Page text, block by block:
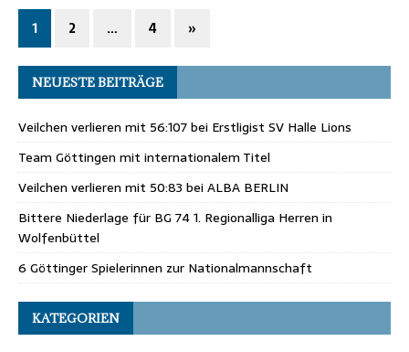
1 2 … 4 »
NEUESTE BEITRÄGE
Veilchen verlieren mit 56:107 bei Erstligist SV Halle Lions
Team Göttingen mit internationalem Titel
Veilchen verlieren mit 50:83 bei ALBA BERLIN
Bittere Niederlage für BG 74 1. Regionalliga Herren in
Wolfenbüttel
6 Göttinger Spielerinnen zur Nationalmannschaft
KATEGORIEN